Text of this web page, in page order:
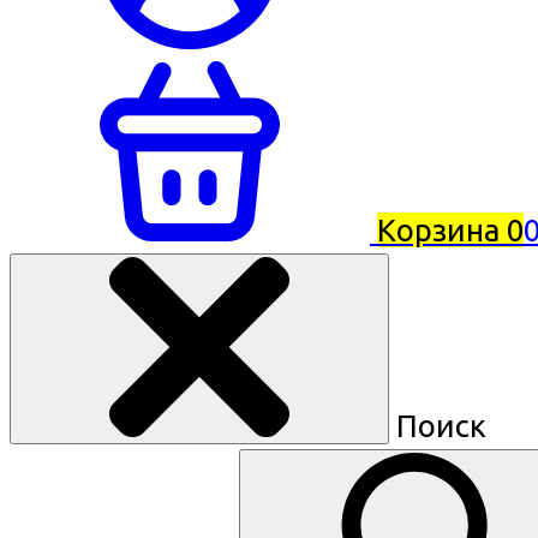
Корзина 0
Поиск